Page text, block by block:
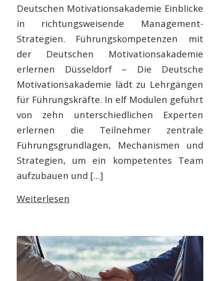
Deutschen Motivationsakademie Einblicke
in richtungsweisende Management-
Strategien. Führungskompetenzen mit
der Deutschen Motivationsakademie
erlernen Düsseldorf – Die Deutsche
Motivationsakademie lädt zu Lehrgängen
für Führungskräfte. In elf Modulen geführt
von zehn unterschiedlichen Experten
erlernen die Teilnehmer zentrale
Führungsgrundlagen, Mechanismen und
Strategien, um ein kompetentes Team
aufzubauen und […]
Weiterlesen